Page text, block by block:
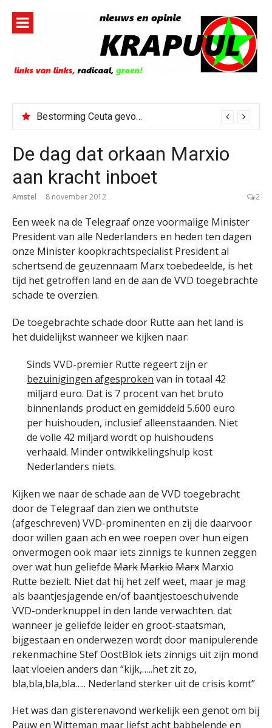
inhoud
Bestorming Ceuta gevolg van op sociale media verspreide hoax?
De dag dat orkaan Marxio
aan kracht inboet
Amstel 8 november 2012 2
Een week na de Telegraaf onze voormalige Minister
President van alle Nederlanders en heden ten dagen
onze Minister koopkrachtspecialist President al
schertsend de geuzennaam Marx toebedeelde, is het
tijd het getroffen land en de aan de VVD toegebrachte
schade te overzien.
De toegebrachte schade door Rutte aan het land is
het duidelijkst wanneer we kijken naar:
Sinds VVD-premier Rutte regeert zijn er
bezuinigingen afgesproken van in totaal 42
miljard euro. Dat is 7 procent van het bruto
binnenlands product en gemiddeld 5.600 euro
per huishouden, inclusief alleenstaanden. Niet
de volle 42 miljard wordt op huishoudens
verhaald. Minder ontwikkelingshulp kost
Nederlanders niets.
Kijken we naar de schade aan de VVD toegebracht
door de Telegraaf dan zien we onthutste
(afgeschreven) VVD-prominenten en zij die daarvoor
door willen gaan ach en wee roepen over hun eigen
onvermogen ook maar iets zinnigs te kunnen zeggen
over wat hun geliefde MarkMarkioMarx Marxio
Rutte bezielt. Niet dat hij het zelf weet, maar je mag
als baantjesjagende en/of baantjestoeschuivende
VVD-onderknuppel in den lande verwachten. dat
wanneer je geliefde leider en groot-staatsman,
bijgestaan en onderwezen wordt door manipulerende
rekenmachine Stef OostBlok iets zinnigs uit zijn mond
laat vloeien anders dan “kijk,…..het zit zo,
bla,bla,bla,bla….. Nederland sterker uit de crisis komt”
Het was dan gisterenavond werkelijk een genot om bij
Pauw en Witteman maar liefst acht babbelende en